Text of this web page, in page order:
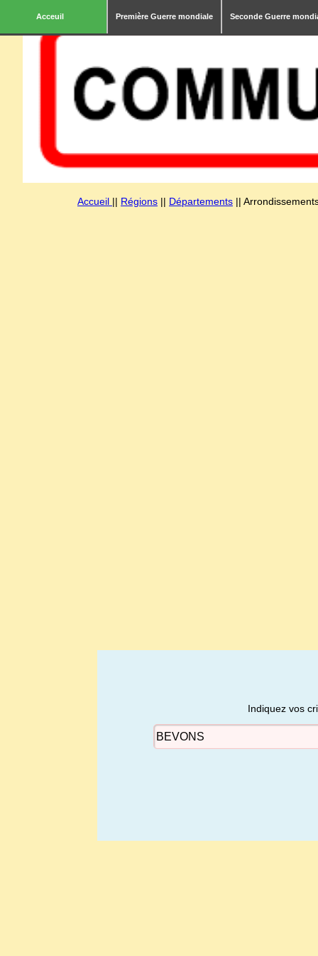
Acceuil Première Guerre mondiale Seconde Guerre
Accueil || Régions || Départements ||
Indiquez vos